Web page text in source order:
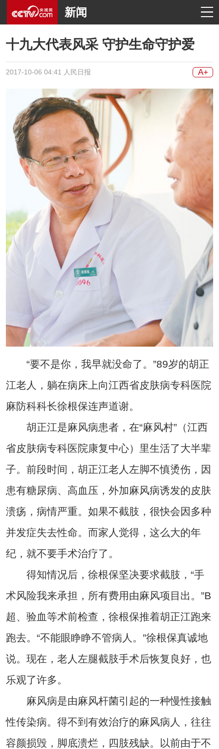
新闻
十九大代表风采 守护生命守护爱
2017-10-06 04:41 人民日报 A+
“要不是你，我早就没命了。”89岁的胡正
江老人，躺在病床上向江西省皮肤病专科医院
麻防科科长徐根保连声道谢。
胡正江是麻风病患者，在“麻风村”（江西
省皮肤病专科医院康复中心）里生活了大半辈
子。前段时间，胡正江老人左脚不慎烫伤，因
患有糖尿病、高血压，外加麻风病诱发的皮肤
溃疡，病情严重。如果不截肢，很快会因多种
并发症失去性命。而家人觉得，这么大的年
纪，就不要手术治疗了。
得知情况后，徐根保坚决要求截肢，“手
术风险我来承担，所有费用由麻风项目出。”B
超、验血等术前检查，徐根保推着胡正江跑来
跑去。“不能眼睁睁不管病人。”徐根保真诚地
说。现在，老人左腿截肢手术后恢复良好，也
乐观了许多。
麻风病是由麻风杆菌引起的一种慢性接触
性传染病。得不到有效治疗的麻风病人，往往
容颜损毁，脚底溃烂，四肢残缺。以前由于不